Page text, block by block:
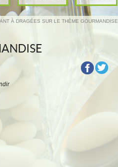
À DRAGÉES SUR LE THÈME GOURMANDISE